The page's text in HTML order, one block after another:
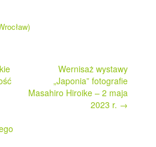
Wernisaż wystawy
„Japonia” fotografie
Masahiro Hiroike – 2 maja
2023 r. →